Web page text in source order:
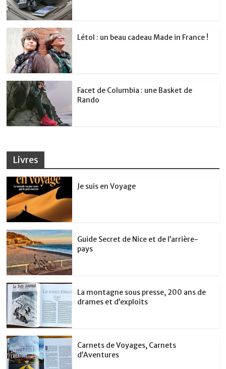
Létol : un beau cadeau Made in France !
Facet de Columbia : une Basket de
Rando
Livres
Je suis en Voyage
Guide Secret de Nice et de l’arrière-
pays
La montagne sous presse, 200 ans de
drames et d’exploits
Carnets de Voyages, Carnets
d’Aventures